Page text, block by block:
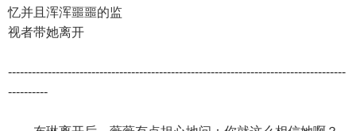
忆并且浑浑噩噩的监
视者带她离开
-------------------------------------------------------------------------------------
----------